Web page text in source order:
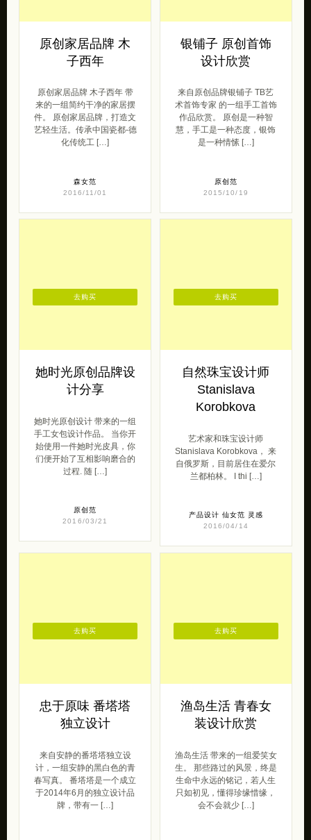
原创家居品牌 木
子西年
原创家居品牌 木子西年 带
来的一组简约干净的家居摆
件。 原创家居品牌，打造文
艺轻生活。传承中国瓷都-德
化传统工 […]
森女范
2016/11/01
银铺子 原创首饰
设计欣赏
来自原创品牌银铺子 TB艺
术首饰专家 的一组手工首饰
作品欣赏。 原创是一种智
慧，手工是一种态度，银饰
是一种情愫 […]
原创范
2015/10/19
她时光原创品牌设
计分享
她时光原创设计 带来的一组
手工女包设计作品。 当你开
始使用一件她时光皮具，你
们便开始了互相影响磨合的
过程. 随 […]
原创范
2016/03/21
去购买
自然珠宝设计师
Stanislava
Korobkova
艺术家和珠宝设计师
Stanislava Korobkova， 来
自俄罗斯，目前居住在爱尔
兰都柏林。 I thi […]
产品设计 仙女范 灵感
2016/04/14
去购买
忠于原味 番塔塔
独立设计
来自安静的番塔塔独立设
计，一组安静的黑白色的青
春写真。 番塔塔是一个成立
于2014年6月的独立设计品
牌，带有一 […]
去购买
渔岛生活 青春女
装设计欣赏
渔岛生活 带来的一组爱笑女
生。 那些路过的风景，终是
生命中永远的铭记，若人生
只如初见，懂得珍缘惜缘，
会不会就少 […]
去购买